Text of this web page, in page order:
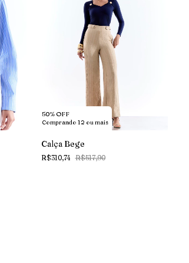
50% OFF
Comprando 12 ou mais
Calça Bege
R$310,74 R$517,90